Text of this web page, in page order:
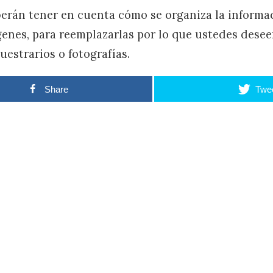
tener en cuenta cómo se organiza la
para reemplazarlas por lo que ustedes
o fotografías.
Share